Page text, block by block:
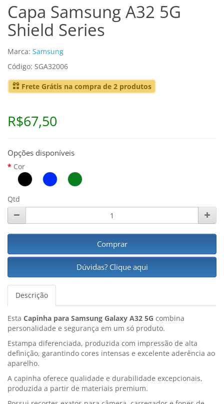
Capa Samsung A32 5G
Shield Series
Marca: Samsung
Código: SGA32006
Frete Grátis na compra de 2 produtos
R$67,50
Opções disponíveis
Cor
Qtd
Comprar
Dúvidas? Clique aqui
Descrição
Esta Capinha para Samsung Galaxy A32 5G combina
personalidade e segurança em um só produto.
Estampa diferenciada, produzida com impressão de alta
definição, garantindo cores intensas e excelente aderência ao
aparelho.
A capinha oferece qualidade e durabilidade excepcionais,
produzida a partir de materiais premium.